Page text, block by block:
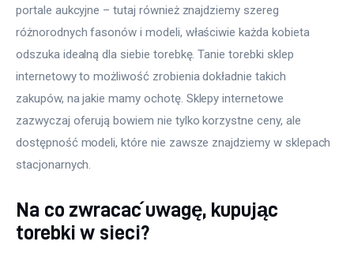
portale aukcyjne – tutaj również znajdziemy szereg
różnorodnych fasonów i modeli, właściwie każda kobieta
odszuka idealną dla siebie torebkę. Tanie torebki sklep
internetowy to możliwość zrobienia dokładnie takich
zakupów, na jakie mamy ochotę. Sklepy internetowe
zazwyczaj oferują bowiem nie tylko korzystne ceny, ale
dostępność modeli, które nie zawsze znajdziemy w sklepach
stacjonarnych.
Na co zwracać uwagę, kupując
torebki w sieci?